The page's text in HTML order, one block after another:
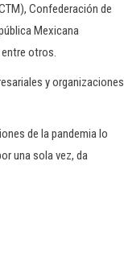
Confederación de
Mexicana
otros.
y organizaciones
de la pandemia lo
una sola vez, da